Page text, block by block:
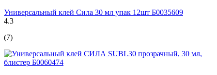
Универсальный клей Сила 30 мл упак 12шт Б0035609
4.3
(7)